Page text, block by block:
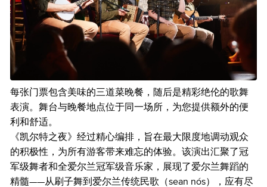
每张门票包含美味的三道菜晚餐，随后是精彩绝伦的歌舞
表演。舞台与晚餐地点位于同一场所，为您提供额外的便
利和舒适。
《凯尔特之夜》经过精心编排，旨在最大限度地调动观众
的积极性，为所有游客带来难忘的体验。该演出汇聚了冠
军级舞者和全爱尔兰冠军级音乐家，展现了爱尔兰舞蹈的
精髓——从刷子舞到爱尔兰传统民歌（sean nós），应有尽